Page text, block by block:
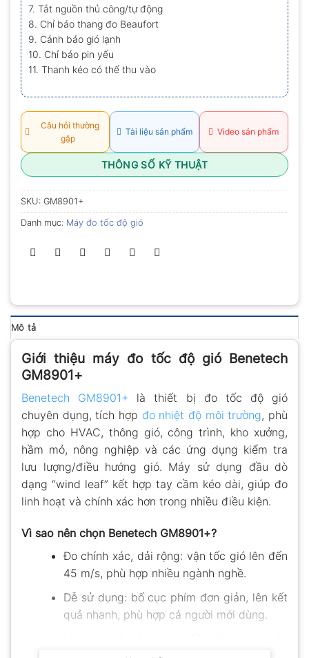
7. Tắt nguồn thủ công/tự động
8. Chỉ báo thang đo Beaufort
9. Cảnh báo gió lạnh
10. Chỉ báo pin yếu
11. Thanh kéo có thể thu vào
Câu hỏi thường
gặp
Tài liệu sản phẩm Video sản phẩm
THÔNG SỐ KỸ THUẬT
SKU: GM8901+
Danh mục: Máy đo tốc độ gió
Mô tả
Giới thiệu máy đo tốc độ gió Benetech
GM8901+
Benetech GM8901+ là thiết bị đo tốc độ gió
chuyên dụng, tích hợp đo nhiệt độ môi trường, phù
hợp cho HVAC, thông gió, công trình, kho xưởng,
hầm mỏ, nông nghiệp và các ứng dụng kiểm tra
lưu lượng/điều hướng gió. Máy sử dụng đầu dò
dạng “wind leaf” kết hợp tay cầm kéo dài, giúp đo
linh hoạt và chính xác hơn trong nhiều điều kiện.
Vì sao nên chọn Benetech GM8901+?
Đo chính xác, dải rộng: vận tốc gió lên đến
45 m/s, phù hợp nhiều ngành nghề.
Dễ sử dụng: bố cục phím đơn giản, lên kết
quả nhanh, phù hợp cả người mới dùng.